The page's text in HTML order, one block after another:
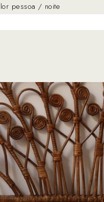
pessoa / noite